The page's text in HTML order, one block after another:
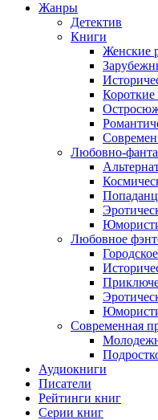
Жанры
Детектив
Книги
Женские
Любовно-
Любовное
Современная
Аудиокниги
Писатели
Рейтинги книг
Серии книг